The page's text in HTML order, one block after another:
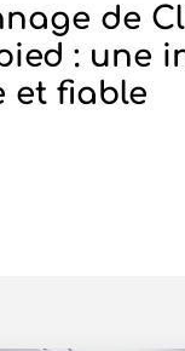
de
: une
et fiable